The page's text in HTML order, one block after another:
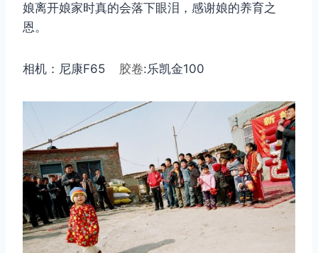
娘离开娘家时真的会落下眼泪，感谢娘的养育之
恩。
相机：尼康F65 胶卷:乐凯金100